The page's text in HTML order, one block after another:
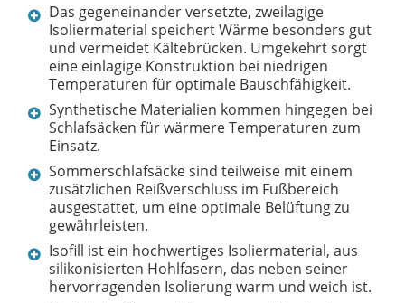
gute Qualität
raschelt nicht
Nachteile
falsche Größenangabe
Das gegeneinander versetzte, zweilagige
Isoliermaterial speichert Wärme besonders gut
und vermeidet Kältebrücken. Umgekehrt sorgt
eine einlagige Konstruktion bei niedrigen
Temperaturen für optimale Bauschfähigkeit.
Synthetische Materialien kommen hingegen bei
Schlafsäcken für wärmere Temperaturen zum
Einsatz.
Sommerschlafsäcke sind teilweise mit einem
zusätzlichen Reißverschluss im Fußbereich
ausgestattet, um eine optimale Belüftung zu
gewährleisten.
Isofill ist ein hochwertiges Isoliermaterial, aus
silikonisierten Hohlfasern, das neben seiner
hervorragenden Isolierung warm und weich ist.